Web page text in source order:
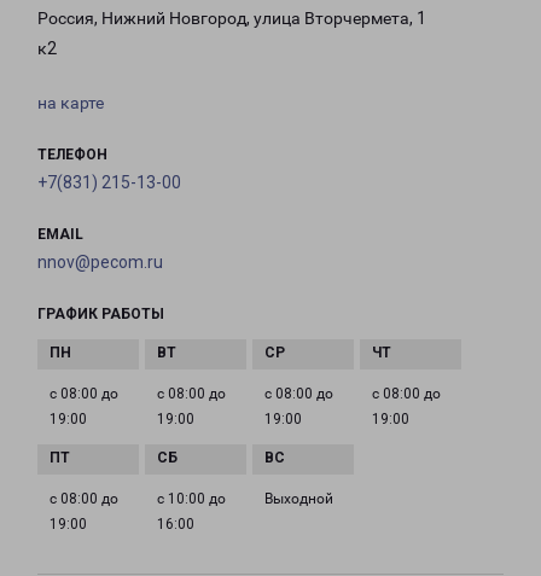
Россия, Нижний Новгород, улица Вторчермета, 1
к2
на карте
ТЕЛЕФОН
+7(831) 215-13-00
EMAIL
nnov@pecom.ru
ГРАФИК РАБОТЫ
с 08:00 до
19:00
с 08:00 до
19:00
с 08:00 до
19:00
с 08:00 до
19:00
с 08:00 до
19:00
с 10:00 до
16:00
Выходной